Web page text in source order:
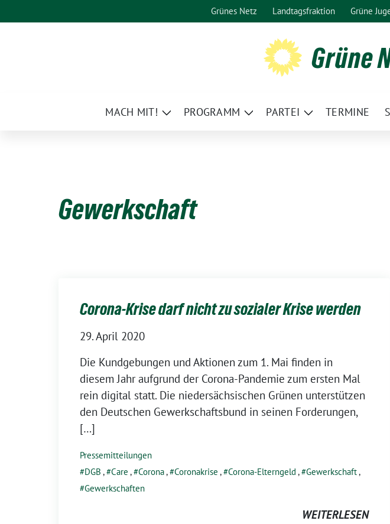
zum
Grünes Netz Landtagsfraktion Grüne
Grüne
MACH MIT!
Zeige
PROGRAMM
Zeige
PARTEI
Zeige
TERMINE
Gewerkschaft
Corona-Krise darf nicht zu sozialer Krise werden
29. April 2020
Die Kundgebungen und Aktionen zum 1. Mai finden in
diesem Jahr aufgrund der Corona-Pandemie zum ersten Mal
rein digital statt. Die niedersächsischen Grünen unterstützen
den Deutschen Gewerkschaftsbund in seinen Forderungen,
[…]
Pressemitteilungen
DGB , Care , Corona, Coronakrise , Corona-Elterngeld , Gewerkschaft,
Gewerkschaften
WEITERLESEN